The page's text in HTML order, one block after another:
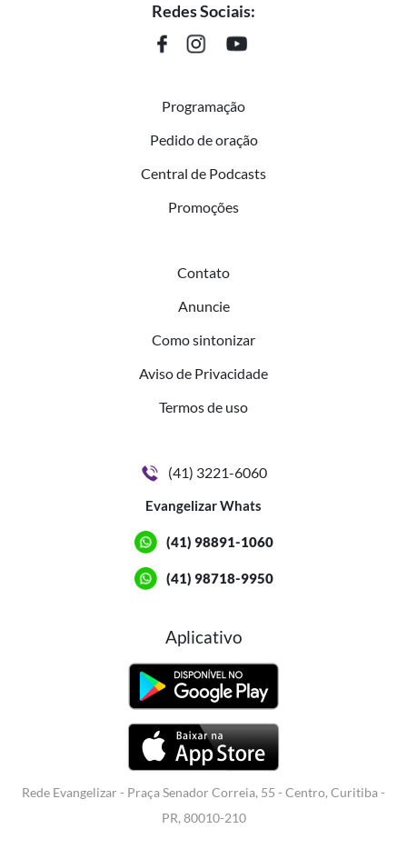
Redes Sociais:
Programação
Pedido de oração
Central de Podcasts
Promoções
Contato
Anuncie
Como sintonizar
Aviso de Privacidade
Termos de uso
(41) 3221-6060
Evangelizar Whats
(41) 98891-1060
(41) 98718-9950
Aplicativo
Rede Evangelizar - Praça Senador Correia, 55 - Centro, Curitiba -
PR, 80010-210